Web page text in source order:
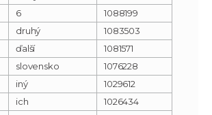
6
1088199
druhý
1083503
ďalší
1081571
slovensko
1076228
iný
1029612
ich
1026434